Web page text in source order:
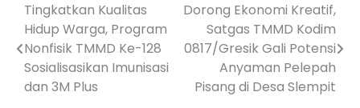
Post
navigation
Tingkatkan Kualitas
Hidup Warga, Program
Nonfisik TMMD Ke-128
Sosialisasikan Imunisasi
dan 3M Plus
Dorong Ekonomi Kreatif,
Satgas TMMD Kodim
0817/Gresik Gali Potensi
Anyaman Pelepah
Pisang di Desa Slempit